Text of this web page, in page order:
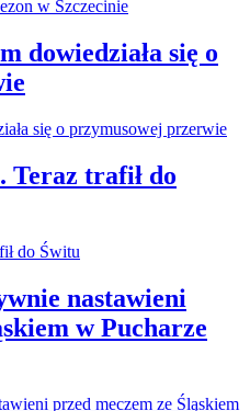
dowiedziała się o
Teraz trafił do
nastawieni
w Pucharze